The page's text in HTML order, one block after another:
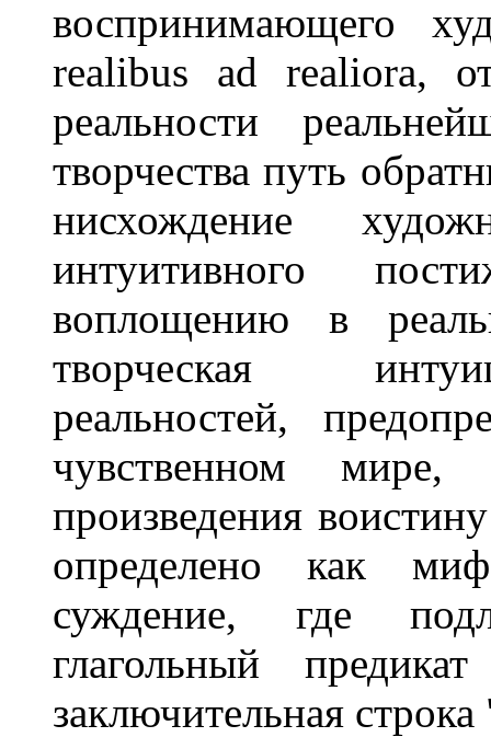
воспринимающего
realibus ad realiora,
реальности
творчества путь
нисхождение
интуитивного
воплощению в
творческая
реальностей,
чувственном мире,
произведения
определено как
суждение, где
глагольный
заключительная